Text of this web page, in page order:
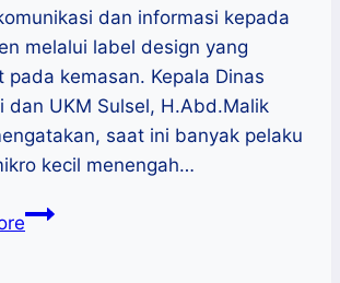
dan informasi kepada
melalui label design yang
pada kemasan. Kepala Dinas
dan UKM Sulsel, H.Abd.Malik
saat ini banyak pelaku
kecil menengah…
Kiprah